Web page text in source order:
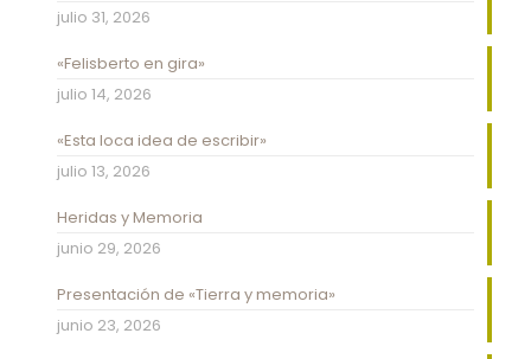
julio 31, 2026
«Felisberto en gira»
julio 14, 2026
«Esta loca idea de escribir»
julio 13, 2026
Heridas y Memoria
junio 29, 2026
Presentación de «Tierra y memoria»
junio 23, 2026